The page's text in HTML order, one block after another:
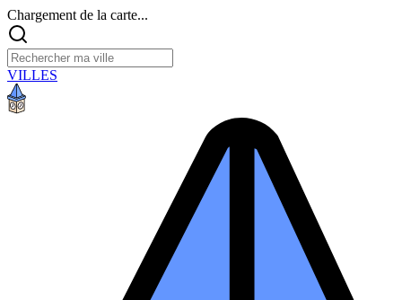
Chargement de la carte...
VILLES